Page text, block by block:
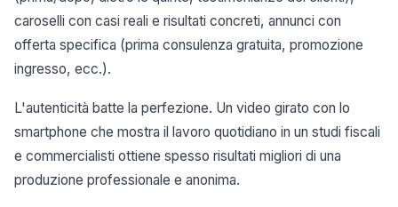
caroselli con casi reali e risultati concreti, annunci con
offerta specifica (prima consulenza gratuita, promozione
ingresso, ecc.).
L'autenticità batte la perfezione. Un video girato con lo
smartphone che mostra il lavoro quotidiano in un studi fiscali
e commercialisti ottiene spesso risultati migliori di una
produzione professionale e anonima.